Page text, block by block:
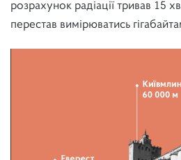
розрахунок радіації тривав 15
перестав вимірюватись